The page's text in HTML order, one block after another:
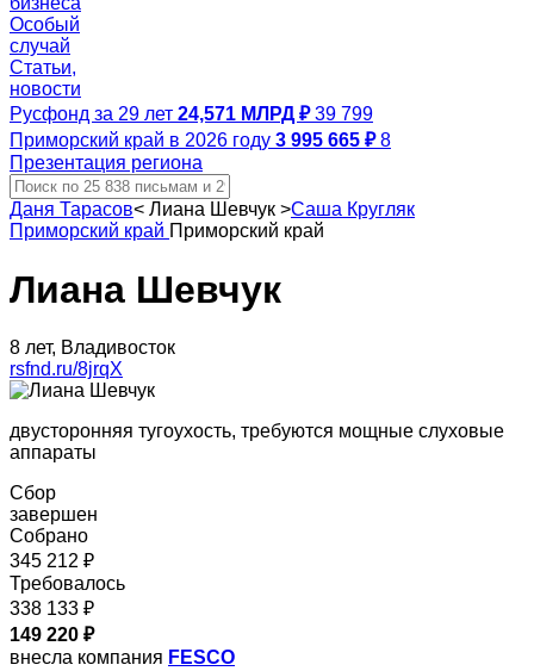
Особый
случай
Статьи,
новости
Русфонд за 29 лет 24,571 МЛРД ₽ 39 799
Приморский край в 2026 году 3 995 665 ₽ 8
Презентация региона
Даня Тарасов< Лиана Шевчук >Саша Кругляк
Приморский край Приморский край
Лиана Шевчук
8 лет, Владивосток
rsfnd.ru/8jrqX
двусторонняя тугоухость, требуются мощные слуховые
аппараты
Сбор
завершен
Собрано
345 212 ₽
Требовалось
338 133 ₽
149 220 ₽
внесла компания FESCO